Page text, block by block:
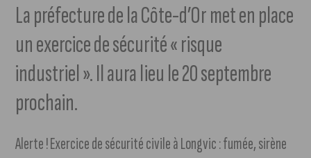
La préfecture de la Côte-d’Or met en place
un exercice de sécurité « risque
industriel ». Il aura lieu le 20 septembre
prochain.
Alerte ! Exercice de sécurité civile à Longvic : fumée, sirène